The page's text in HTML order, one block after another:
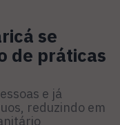
se
de práticas
e já
reduzindo em